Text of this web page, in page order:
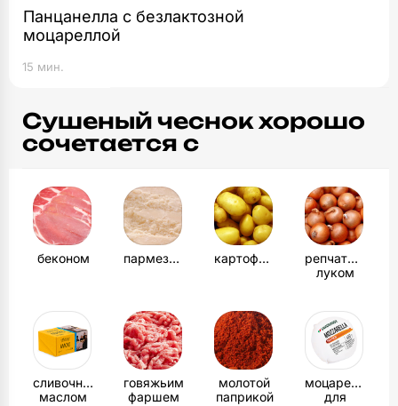
Панцанелла с безлактозной
моцареллой
15 мин.
Сушеный чеснок хорошо
сочетается с
беконом пармезаном картофелем
репчатым
луком
сливочным
маслом
говяжьим
фаршем
молотой
паприкой
моцареллой
для